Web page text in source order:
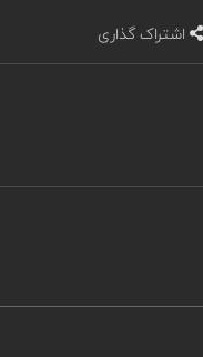
اشتراک گذاری